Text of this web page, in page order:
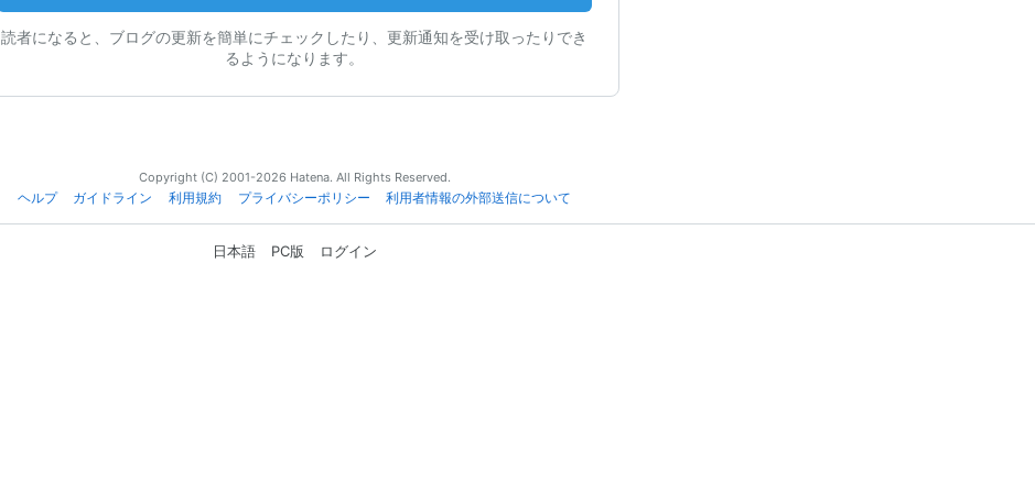
読者になると、ブログの更新を簡単にチェックしたり、更新通知を受け取ったりでき
るようになります。
Copyright (C) 2001-2026 Hatena. All Rights Reserved.
ヘルプ
ガイドライン 利用規約 プライバシーポリシー 利用者情報の外部送信について
日本語 PC版 ログイン